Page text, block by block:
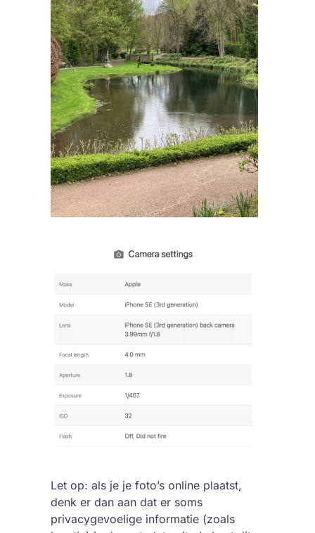
Let op: als je je foto’s online plaatst,
denk er dan aan dat er soms
privacygevoelige informatie (zoals